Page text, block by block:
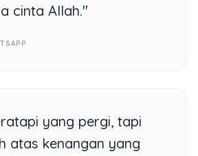
cinta Allah."
yang pergi, tapi
atas kenangan yang